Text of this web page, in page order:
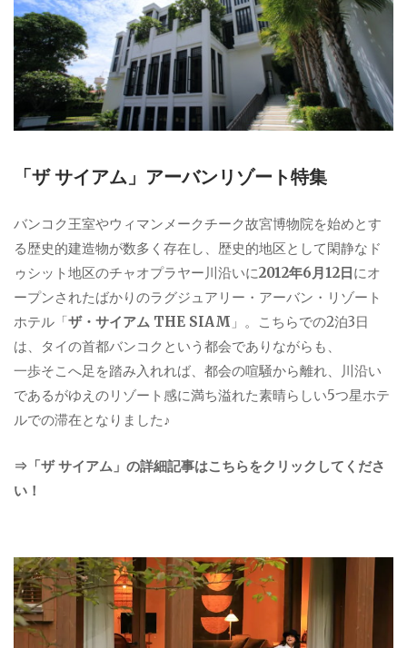
「ザ サイアム」アーバンリゾート特集
バンコク王室やウィマンメークチーク故宮博物院を始めとす
る歴史的建造物が数多く存在し、歴史的地区として閑静なド
ゥシット地区のチャオプラヤー川沿いに2012年6月12日にオ
ープンされたばかりのラグジュアリー・アーバン・リゾート
ホテル「ザ・サイアム THE SIAM 」。こちらでの2泊3日
は、タイの首都バンコクという都会でありながらも、
一歩そこへ足を踏み入れれば、都会の喧騒から離れ、川沿い
であるがゆえのリゾート感に満ち溢れた素晴らしい5つ星ホテ
ルでの滞在となりました♪
⇒「ザ サイアム」の詳細記事はこちらをクリックしてくださ
い！